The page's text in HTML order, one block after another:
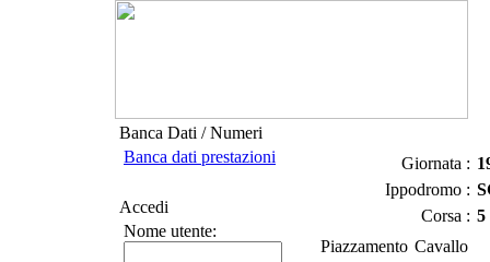
Banca Dati / Numeri
Banca dati prestazioni
Accedi
Nome utente:
Giornata :
Ippodromo :
Corsa : 5
Piazzamento Cavallo